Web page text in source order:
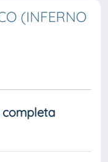
(INFERNO
completa